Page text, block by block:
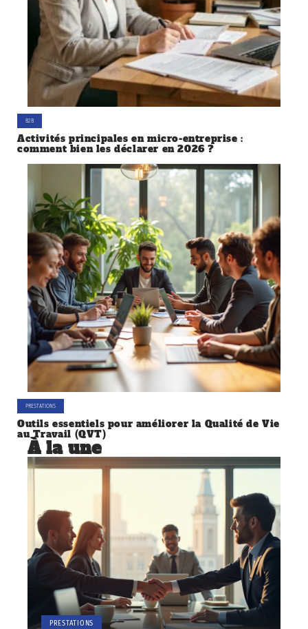
B2B
Activités principales en micro-entreprise :
comment bien les déclarer en 2026 ?
PRESTATIONS
Outils essentiels pour améliorer la Qualité de Vie
au Travail (QVT)
À la une
PRESTATIONS